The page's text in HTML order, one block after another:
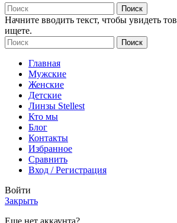
Поиск
Начните вводить текст, чтобы увидеть
ищете.
Поиск
Главная
Мужские
Женские
Детские
Линзы Stellest
Кто мы
Блог
Контакты
Избранное
Сравнить
Вход / Регистрация
Войти
Закрыть